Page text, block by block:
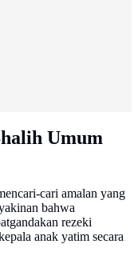
Umum
cari amalan yang
bahwa
rezeki
anak yatim secara